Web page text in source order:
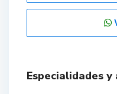
Especialidades